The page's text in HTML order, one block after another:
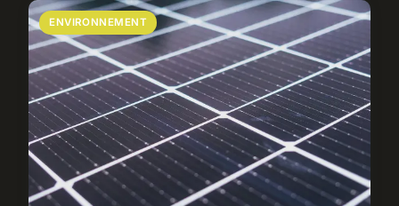
ENVIRONNEMENT